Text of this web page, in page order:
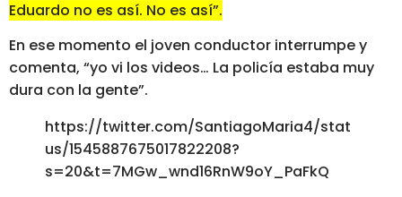
Eduardo no es así. No es así”.
En ese momento el joven conductor interrumpe y
comenta, “yo vi los videos… La policía estaba muy
dura con la gente”.
https://twitter.com/SantiagoMaria4/stat
us/1545887675017822208?
s=20&t=7MGw_wnd16RnW9oY_PaFkQ